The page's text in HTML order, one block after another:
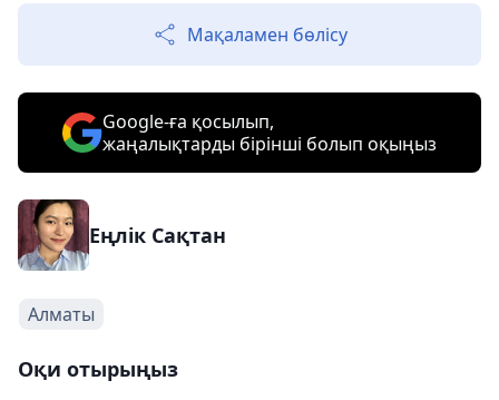
Мақаламен бөлісу
Google-ға қосылып,
жаңалықтарды бірінші болып оқыңыз
Еңлік Сақтан
Алматы
Оқи отырыңыз